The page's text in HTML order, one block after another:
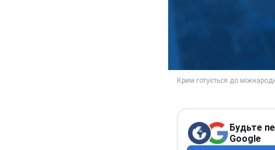
Будьте
Google